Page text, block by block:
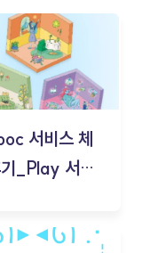
서비스 체
_Play 서비